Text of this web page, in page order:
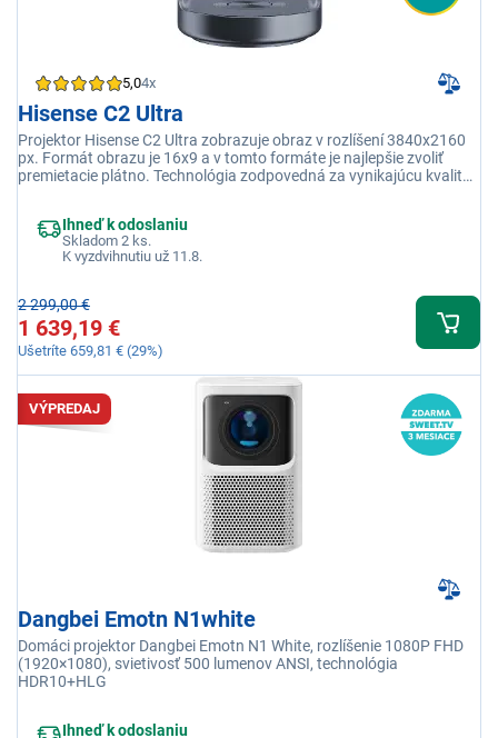
5,04x
Hisense C2 Ultra
Projektor Hisense C2 Ultra zobrazuje obraz v rozlíšení 3840x2160
px. Formát obrazu je 16x9 a v tomto formáte je najlepšie zvoliť
premietacie plátno. Technológia zodpovedná za vynikajúcu kvalitu
C2 Ultra je 2000000:1. Projektor váži iba 6,3 kg.
Ihneď k odoslaniu
Skladom 2 ks.
K vyzdvihnutiu už 11.8.
2 299,00 €
1 639,19 €
Ušetríte 659,81 € (29%)
VÝPREDAJ
Dangbei Emotn N1white
Domáci projektor Dangbei Emotn N1 White, rozlíšenie 1080P FHD
(1920×1080), svietivosť 500 lumenov ANSI, technológia
HDR10+HLG
Ihneď k odoslaniu